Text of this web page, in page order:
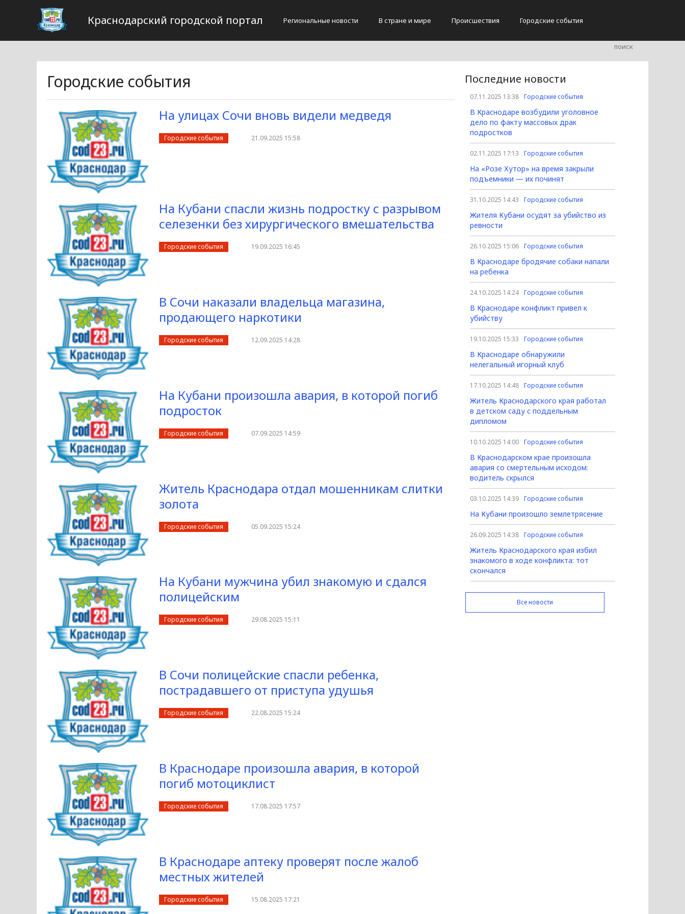
Краснодарский городской портал Региональные новости В стране и мире Происшествия Городские события
Городские события
На улицах Сочи вновь видели медведя
Городские события 21.09.2025 15:58
На Кубани спасли жизнь подростку с разрывом
селезенки без хирургического вмешательства
Городские события 19.09.2025 16:45
В Сочи наказали владельца магазина,
продающего наркотики
Городские события 12.09.2025 14:28
На Кубани произошла авария, в которой погиб
подросток
Городские события 07.09.2025 14:59
Житель Краснодара отдал мошенникам слитки
золота
Городские события 05.09.2025 15:24
На Кубани мужчина убил знакомую и сдался
полицейским
Городские события 29.08.2025 15:11
В Сочи полицейские спасли ребенка,
пострадавшего от приступа удушья
Городские события 22.08.2025 15:24
В Краснодаре произошла авария, в которой
погиб мотоциклист
Городские события 17.08.2025 17:57
В Краснодаре аптеку проверят после жалоб
местных жителей
Городские события 15.08.2025 17:21
Последние новости
07.11.2025 13:38 Городские события
В Краснодаре возбудили уголовное
дело по факту массовых драк
подростков
02.11.2025 17:13 Городские события
На «Розе Хутор» на время закрыли
подъемники — их починят
31.10.2025 14:43 Городские события
Жителя Кубани осудят за убийство из
ревности
26.10.2025 15:06 Городские события
В Краснодаре бродячие собаки напали
на ребенка
24.10.2025 14:24 Городские события
В Краснодаре конфликт привел к
убийству
19.10.2025 15:33 Городские события
В Краснодаре обнаружили
нелегальный игорный клуб
17.10.2025 14:48 Городские события
Житель Краснодарского края работал
в детском саду с поддельным
дипломом
10.10.2025 14:00 Городские события
В Краснодарском крае произошла
авария со смертельным исходом:
водитель скрылся
03.10.2025 14:39 Городские события
На Кубани произошло землетрясение
26.09.2025 14:38 Городские события
Житель Краснодарского края избил
знакомого в ходе конфликта: тот
скончался
Все новости